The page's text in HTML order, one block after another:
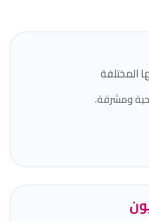
المختلفة
ومشرقة.